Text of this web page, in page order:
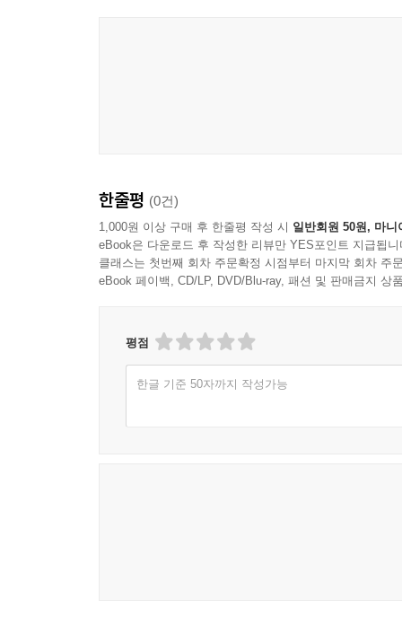
한줄평 (0건)
1,000원 이상 구매 후 한줄평 작성 시 일반회원 50원, 마니
eBook은 다운로드 후 작성한 리뷰만 YES포인트 지급됩니
클래스는 첫번째 회차 주문확정 시점부터 마지막 회차 주
eBook 페이백, CD/LP, DVD/Blu-ray, 패션 및 판매금지 상
평점
한글 기준 50자까지 작성가능